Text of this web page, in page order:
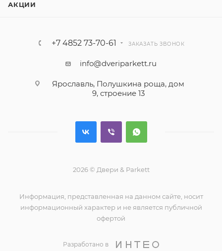
АКЦИИ
+7 4852 73-70-61 ЗАКАЗАТЬ ЗВОНОК
info@dveriparkett.ru
Ярославль, Полушкина роща, дом
9, строение 13
2026 © Двери & Parkett
Информация, представленная на данном сайте, носит
информационный характер и не является публичной
офертой
Разработано в